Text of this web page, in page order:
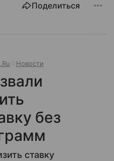
Поделиться
Новости
без
ставку